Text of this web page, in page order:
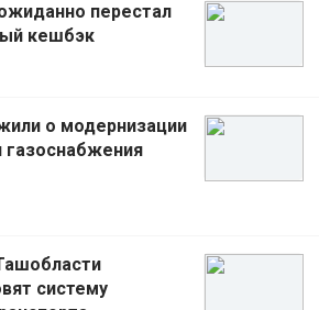
перестал
кешбэк
о модернизации
газоснабжения
систему